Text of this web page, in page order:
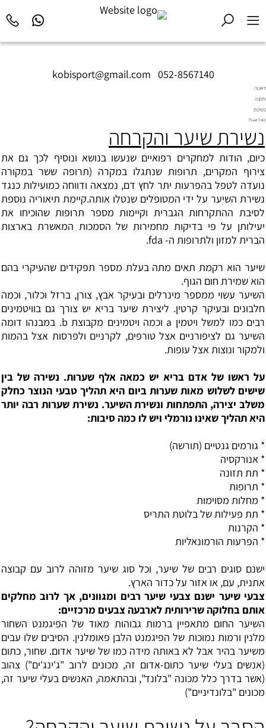
kobisport@gmail.com 052-8567140
דיאטה
ותזונה
בשיטת
Diet2All:
שמאחורי
המושלם.
נשירת שיער והקרחה
כיום, הודות למחקרים רפואיים שנעשו בנושא ונוסיף לכך גם את
צירוף המקרים, תרופות שנתגלו במקרה (תרופה ששר במקורה
נועדה לטפל בהפרעות יתר לחץ דם, נמצאה ודווחה כמועילות כנגד
נשירת השיער על ידי המטופלים שנטלו אותה.קיימת תיאוריה נוספת
לסיבת ההתקרחות הגברית וקיימות מספר תרופות שהוכיחו את
יעילותן על פי בדיקות מחמירות של הסמכות המאשרת בארצות
הברית למזון ולתרופות ה- fda.
שיער הוא רקמת תאים מתה בעלת מספר תפקידים שהעיקרי בהם
הוא שמירת חום הגוף.
השיער עשוי ממספר מינרלים ובעיקר אבץ, צורן, ברזל וכלור, וכמה
חלבונים ובעיקר קרטין. ליצירת שיער בריא יש צורך גם בוויטמינים
רבים כמו למשל ויטמין a וכמה ויטמינים מקבוצת b. במבנהו דומה
השיער גם לציפורניים אצל טורפים, לקרניים ולפרסות אצל בהמות
ולמקור ונוצות אצל עופות.
על ראשו של אדם בריא יש כמאה אלף שערות. נשירה של בין
שישים לשלוש מאות שערות ביום היא תהליך טבעי הנוצר כחלק
משלב יצירה, התפתחות ונשירת השיער. נשירת שערות רבה יותר
היא תהליך שאינו נורמלי ויש לו כמה סיבות:
* גורמים גנטיים (תורשה)
* אנורקסיה
* תת תזונה
* תרופות
* מחלות מסוימות
* תת פעילות של בלוטת התריס
* הקרנות
* הפרעות הורמונאליות
ישנם סוגים רבים של שיער, וכל סוג שיער מזוהה לרוב עם קבוצה
אתנית, עם, או אזור על כדור הארץ.
צבעי שיער ישנם צבעי שיער רבים ומגוונים, אך לרוב מחלקים
אותם בחלוקה שרירותית לארבעה צבעים מרכזיים:
השיער החום מתאפיין ברמות גבוהות מאוד של הפיגמנט השחור
מלנין ורמות נמוכות של הפיגמנט הלבן פאומלנין. הסיבים שלו עבים
משיער בהיר אבל לא באותה מידה כמו של שיער אדום. שחור, כתום
(אנשים בעלי שיער כתום-אדום זה, מכונים לרוב "ג'ינג'ים") צהוב
(אשר בדרך כלל מכונה "בלונד", ובהתאמה, האנשים בעלי שיער זה,
מכונים "בלונדיניים")